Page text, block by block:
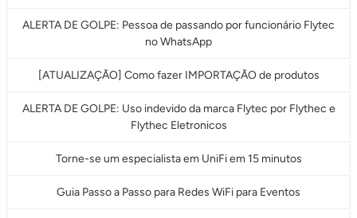
ALERTA DE GOLPE: Pessoa de passando por funcionário Flytec
no WhatsApp
[ATUALIZAÇÃO] Como fazer IMPORTAÇÃO de produtos
ALERTA DE GOLPE: Uso indevido da marca Flytec por Flythec e
Flythec Eletronicos
Torne-se um especialista em UniFi em 15 minutos
Guia Passo a Passo para Redes WiFi para Eventos